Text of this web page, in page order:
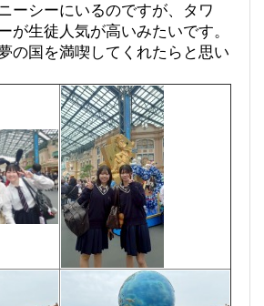
ーシーにいるのですが、タワ
が生徒人気が高いみたいです。
の国を満喫してくれたらと思い